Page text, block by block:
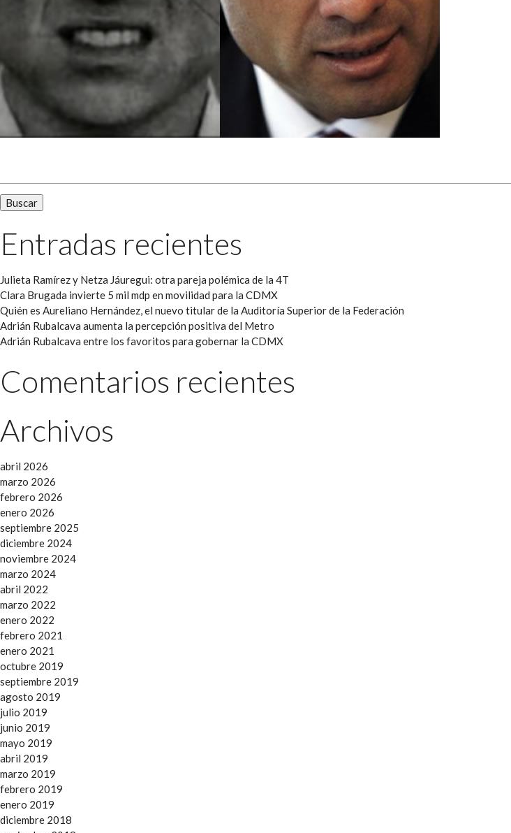
Entradas recientes
Julieta Ramírez y Netza Jáuregui: otra pareja polémica de la 4T
Clara Brugada invierte 5 mil mdp en movilidad para la CDMX
Quién es Aureliano Hernández, el nuevo titular de la Auditoría Superior de la Federación
Adrián Rubalcava aumenta la percepción positiva del Metro
Adrián Rubalcava entre los favoritos para gobernar la CDMX
Comentarios recientes
Archivos
abril 2026
marzo 2026
febrero 2026
enero 2026
septiembre 2025
diciembre 2024
noviembre 2024
marzo 2024
abril 2022
marzo 2022
enero 2022
febrero 2021
enero 2021
octubre 2019
septiembre 2019
agosto 2019
julio 2019
junio 2019
mayo 2019
abril 2019
marzo 2019
febrero 2019
enero 2019
diciembre 2018